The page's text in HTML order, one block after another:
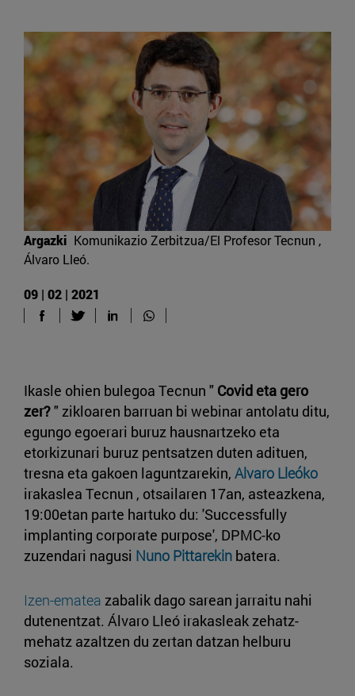
Argazki Komunikazio Zerbitzua/El Profesor Tecnun ,
Álvaro Lleó.
09 | 02 | 2021
Ikasle ohien bulegoa Tecnun " Covid eta gero
zer?" zikloaren barruan bi webinar antolatu ditu,
egungo egoerari buruz hausnartzeko eta
etorkizunari buruz pentsatzen duten adituen,
tresna eta gakoen laguntzarekin, Alvaro Lleóko
irakaslea Tecnun , otsailaren 17an, asteazkena,
19:00etan parte hartuko du: 'Successfully
implanting corporate purpose', DPMC-ko
zuzendari nagusi Nuno Pittarekin batera.
Izen-ematea zabalik dago sarean jarraitu nahi
dutenentzat. Álvaro Lleó irakasleak zehatz-
mehatz azaltzen du zertan datzan helburu
soziala.